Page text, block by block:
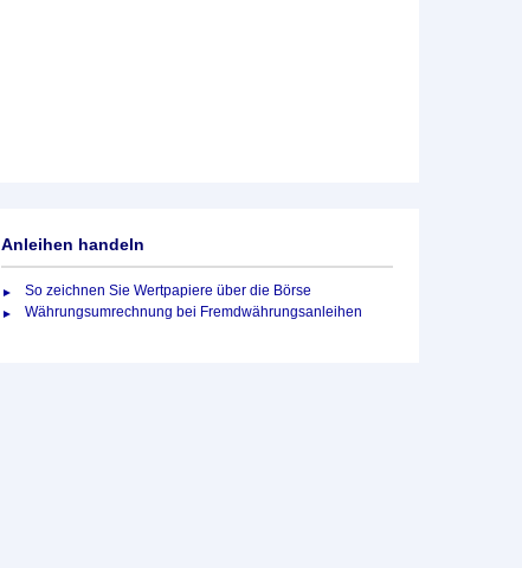
Anleihen handeln
So zeichnen Sie Wertpapiere über die Börse
Währungsumrechnung bei Fremdwährungsanleihen